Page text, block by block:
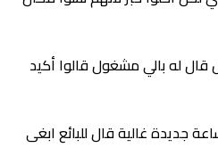
له بالي مشغول قالوا أكيد
جديدة غالية قال للبائع ابغى